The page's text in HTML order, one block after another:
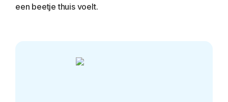
een beetje thuis voelt.